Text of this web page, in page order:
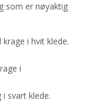
som er nøyaktig
i hvit klede.
i
i svart klede.